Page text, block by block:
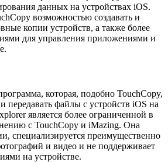
данных на устройствах iOS.
возможностью создавать и
копии устройств, а также более
для управления приложениями и
которая, подобно TouchCopy,
передавать файлы с устройств iOS на
является более ограниченной в
с TouchCopy и iMazing. Она
специализируется преимущественно
и видео и не поддерживает
на устройстве.